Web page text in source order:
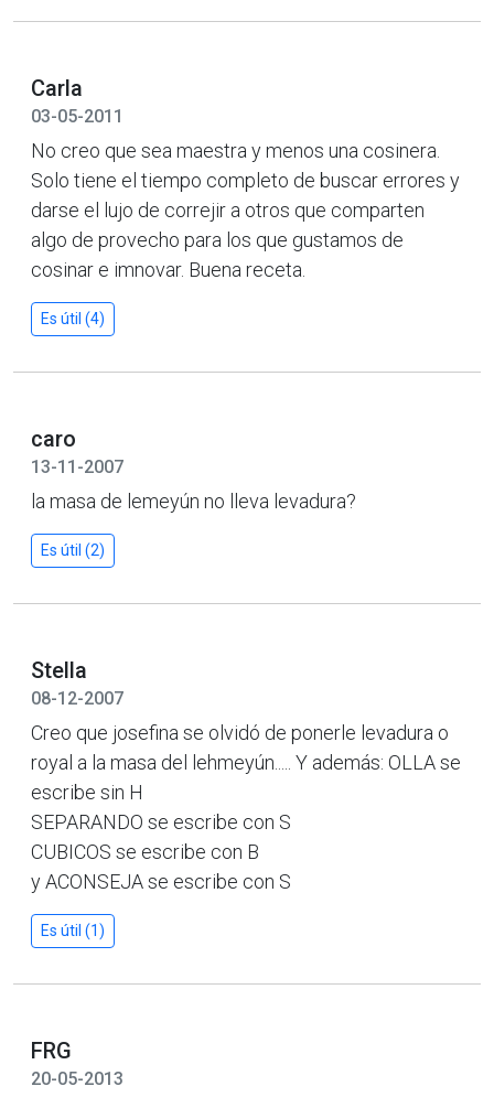
Carla
03-05-2011
No creo que sea maestra y menos una cosinera.
Solo tiene el tiempo completo de buscar errores y
darse el lujo de correjir a otros que comparten
algo de provecho para los que gustamos de
cosinar e imnovar. Buena receta.
Es útil (4)
caro
13-11-2007
la masa de lemeyún no lleva levadura?
Es útil (2)
Stella
08-12-2007
Creo que josefina se olvidó de ponerle levadura o
royal a la masa del lehmeyún..... Y además: OLLA se
escribe sin H
SEPARANDO se escribe con S
CUBICOS se escribe con B
y ACONSEJA se escribe con S
Es útil (1)
FRG
20-05-2013